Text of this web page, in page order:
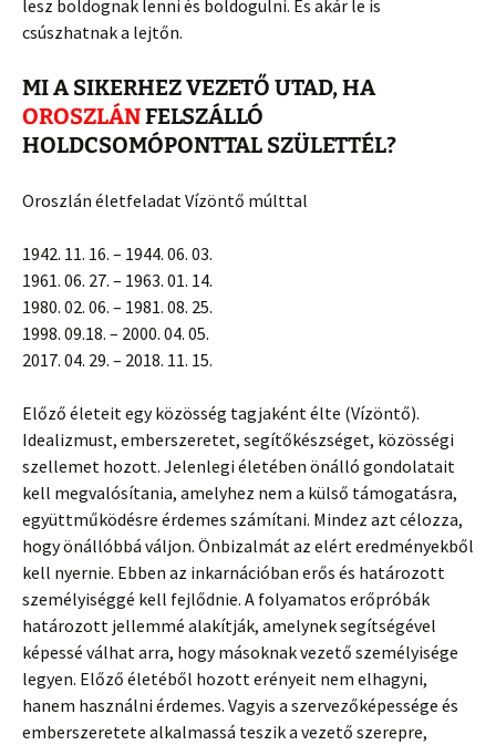
lesz boldognak lenni és boldogulni. És akár le is
csúszhatnak a lejtőn.
MI A SIKERHEZ VEZETŐ UTAD, HA
OROSZLÁNFELSZÁLLÓ
HOLDCSOMÓPONTTAL SZÜLETTÉL?
Oroszlán életfeladat Vízöntő múlttal
1942. 11. 16. – 1944. 06. 03.
1961. 06. 27. – 1963. 01. 14.
1980. 02. 06. – 1981. 08. 25.
1998. 09.18. – 2000. 04. 05.
2017. 04. 29. – 2018. 11. 15.
Előző életeit egy közösség tagjaként élte (Vízöntő).
Idealizmust, emberszeretet, segítőkészséget, közösségi
szellemet hozott. Jelenlegi életében önálló gondolatait
kell megvalósítania, amelyhez nem a külső támogatásra,
együttműködésre érdemes számítani. Mindez azt célozza,
hogy önállóbbá váljon. Önbizalmát az elért eredményekből
kell nyernie. Ebben az inkarnációban erős és határozott
személyiséggé kell fejlődnie. A folyamatos erőpróbák
határozott jellemmé alakítják, amelynek segítségével
képessé válhat arra, hogy másoknak vezető személyisége
legyen. Előző életéből hozott erényeit nem elhagyni,
hanem használni érdemes. Vagyis a szervezőképessége és
emberszeretete alkalmassá teszik a vezető szerepre,